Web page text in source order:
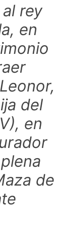
rey
en
del
en
de